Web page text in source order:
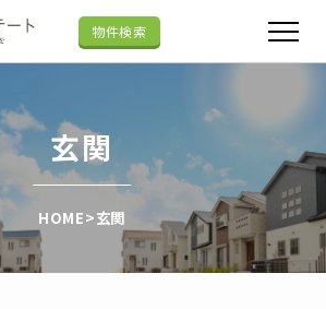
物件検索
玄関
HOME>玄関